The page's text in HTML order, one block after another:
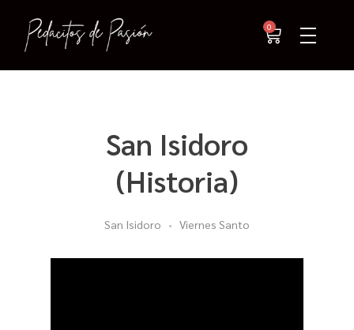
0
San Isidoro
(Historia)
San Isidoro Viernes Santo